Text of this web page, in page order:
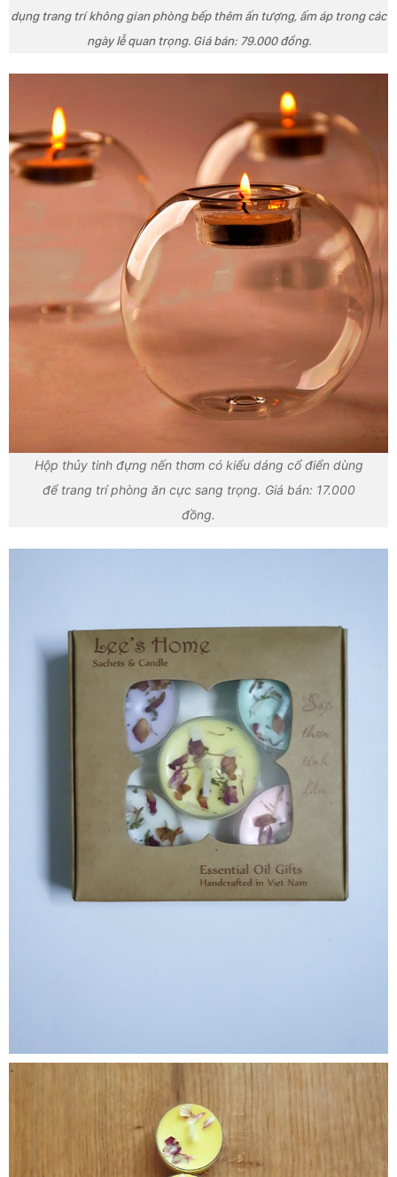
dụng trang trí không gian phòng bếp thêm ấn tượng, ấm áp trong các
ngày lễ quan trọng. Giá bán: 79.000 đồng.
Hộp thủy tinh đựng nến thơm có kiểu dáng cổ điển dùng
để trang trí phòng ăn cực sang trọng. Giá bán: 17.000
đồng.